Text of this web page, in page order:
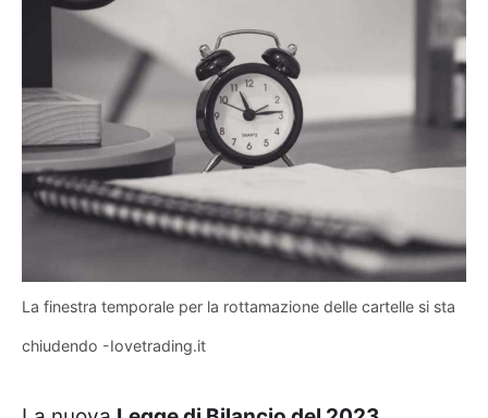
La finestra temporale per la rottamazione delle cartelle si sta
chiudendo -Iovetrading.it